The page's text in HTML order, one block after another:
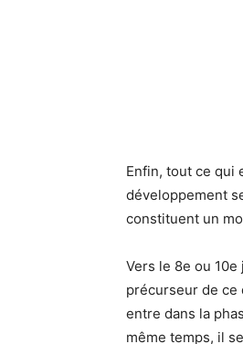
Enfin, tout ce qui
développement
constituent un
Vers le 8e ou
précurseur de ce
entre dans la
même temps, il